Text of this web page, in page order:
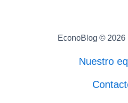
EconoBlog © 2026
Nuestro